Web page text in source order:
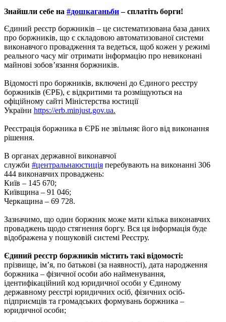
Знайшли себе на #дошкаганьби– сплатіть борги!
Єдиний реєстр боржників – це систематизована база даних
про боржників, що є складовою автоматизованої системи
виконавчого провадження та ведеться, щоб кожен у режимі
реального часу міг отримати інформацію про невиконані
майнові зобов’язання боржників.
Відомості про боржників, включені до Єдиного реєстру
боржників (ЄРБ), є відкритими та розміщуються на
офіційному сайті Міністерства юстиції
України https://erb.minjust.gov.ua.
Реєстрація боржника в ЄРБ не звільняє його від виконання
рішення.
В органах державної виконавчої
служби #центральнаюстиція перебувають на виконанні 306
444 виконавчих проваджень:
Київ – 145 670;
Київщина – 91 046;
Черкащина – 69 728.
Зазначимо, що один боржник може мати кілька виконавчих
проваджень щодо стягнення боргу. Вся ця інформація буде
відображена у пошуковій системі Реєстру.
Єдиний реєстр боржників містить такі відомості:
прізвище, ім’я, по батькові (за наявності), дата народження
боржника – фізичної особи або найменування,
ідентифікаційний код юридичної особи у Єдиному
державному реєстрі юридичних осіб, фізичних осіб-
підприємців та громадських формувань боржника –
юридичної особи;